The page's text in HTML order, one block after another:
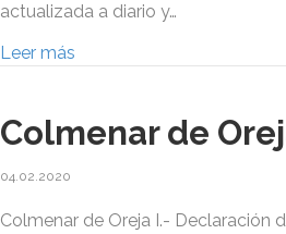
actualizada a diario y…
Leer más
Colmenar de
04.02.2020
Colmenar de Oreja I.- Declaración